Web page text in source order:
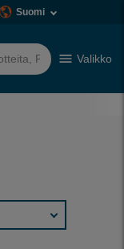
Suomi
Valikko